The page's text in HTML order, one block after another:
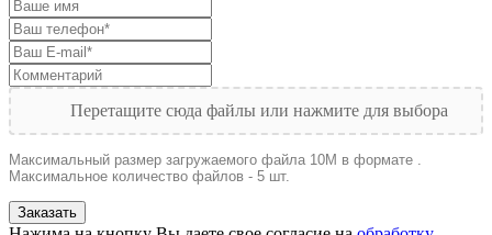
Перетащите сюда файлы или нажмите для выбора
Максимальный размер загружаемого файла 10M в формате .
Максимальное количество файлов - 5 шт.
Заказать